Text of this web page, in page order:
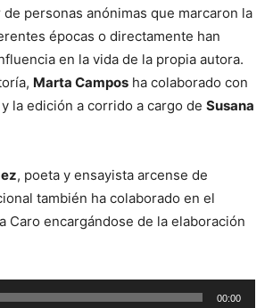
personas anónimas que marcaron la
épocas o directamente han
en la vida de la propia autora.
Marta Campos ha colaborado con
la edición a corrido a cargo de Susana
, poeta y ensayista arcense de
también ha colaborado en el
Caro encargándose de la elaboración
00:00